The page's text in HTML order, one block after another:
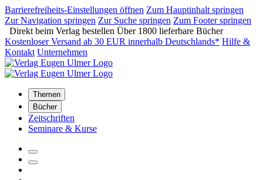
Barrierefreiheits-Einstellungen öffnen Zum Hauptinhalt springen
Zur Navigation springen Zur Suche springen Zum Footer springen
Direkt beim Verlag bestellen Über 1800 lieferbare Bücher
Kostenloser Versand ab 30 EUR innerhalb Deutschlands* Hilfe &
Kontakt Unternehmen
Themen
Bücher
Zeitschriften
Seminare & Kurse